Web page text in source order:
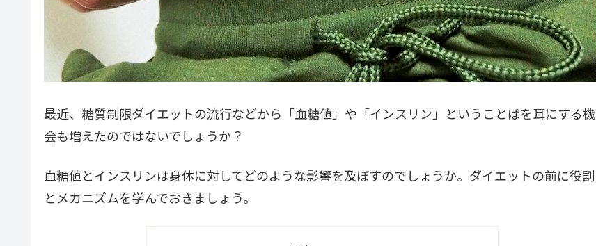
最近、糖質制限ダイエットの流行などから「血糖値」や「インスリン」ということばを耳にする機
会も増えたのではないでしょうか？
血糖値とインスリンは身体に対してどのような影響を及ぼすのでしょうか。ダイエットの前に役割
とメカニズムを学んでおきましょう。